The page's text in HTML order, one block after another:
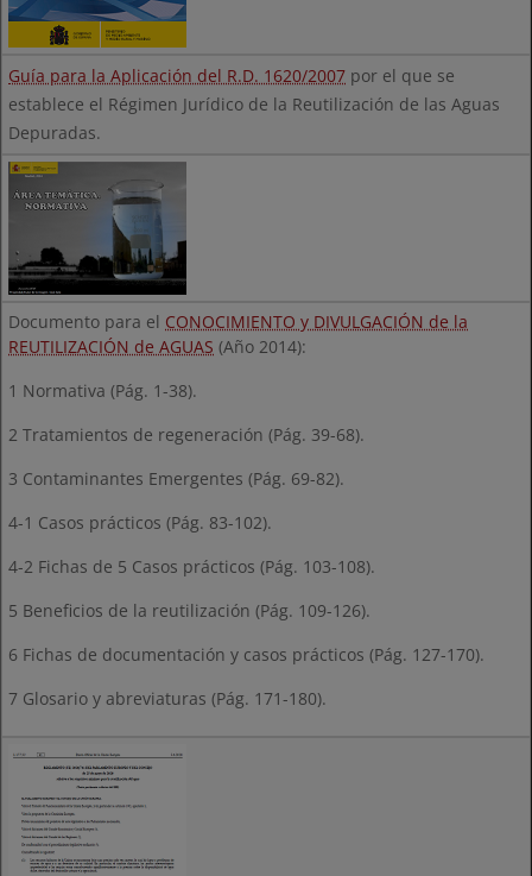
Guía para la Aplicación del R.D. 1620/2007 por el que se
establece el Régimen Jurídico de la Reutilización de las Aguas
Depuradas.
Documento para el CONOCIMIENTO y DIVULGACIÓN de la
REUTILIZACIÓN de AGUAS (Año 2014):
1 Normativa (Pág. 1-38).
2 Tratamientos de regeneración (Pág. 39-68).
3 Contaminantes Emergentes (Pág. 69-82).
4-1 Casos prácticos (Pág. 83-102).
4-2 Fichas de 5 Casos prácticos (Pág. 103-108).
5 Beneficios de la reutilización (Pág. 109-126).
6 Fichas de documentación y casos prácticos (Pág. 127-170).
7 Glosario y abreviaturas (Pág. 171-180).